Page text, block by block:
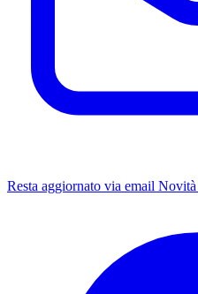
Resta aggiornato via email Novità